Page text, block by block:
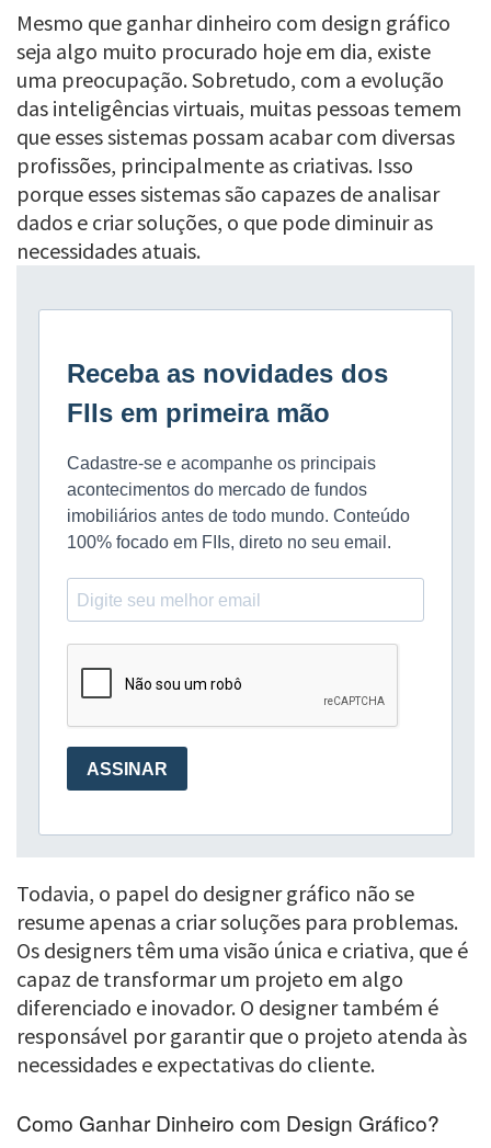
Mesmo que ganhar dinheiro com design gráfico
seja algo muito procurado hoje em dia, existe
uma preocupação. Sobretudo, com a evolução
das inteligências virtuais, muitas pessoas temem
que esses sistemas possam acabar com diversas
profissões, principalmente as criativas. Isso
porque esses sistemas são capazes de analisar
dados e criar soluções, o que pode diminuir as
necessidades atuais.
Todavia, o papel do designer gráfico não se
resume apenas a criar soluções para problemas.
Os designers têm uma visão única e criativa, que é
capaz de transformar um projeto em algo
diferenciado e inovador. O designer também é
responsável por garantir que o projeto atenda às
necessidades e expectativas do cliente.
Como Ganhar Dinheiro com Design Gráfico?